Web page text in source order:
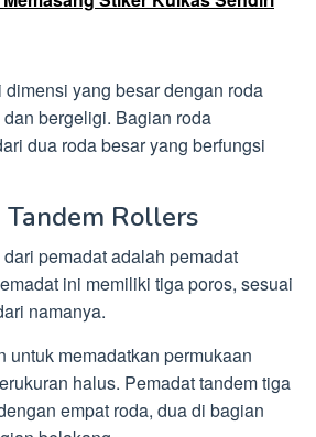
yang besar dengan roda
bergeligi. Bagian roda
dua roda besar yang berfungsi
Rollers
pemadat adalah pemadat
ini memiliki tiga poros, sesuai
namanya.
untuk memadatkan permukaan
halus. Pemadat tandem tiga
empat roda, dua di bagian